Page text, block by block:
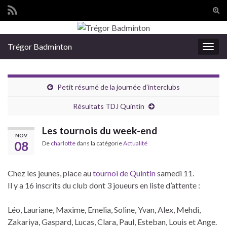
Search for:
Trégor Badminton
Petit résumé de la journée d’interclubs
Résultats TDJ Quintin
NOV
08
Les tournois du week-end
De charlotte dans la catégorieActualité
Chez les jeunes, place autournoi de Quintinsamedi 11.
Il y a 16 inscrits du club dont 3 joueurs en liste d’attente :
Léo, Lauriane, Maxime, Emelia, Soline, Yvan, Alex, Mehdi,
Zakariya, Gaspard, Lucas, Clara, Paul, Esteban, Louis et Ange.